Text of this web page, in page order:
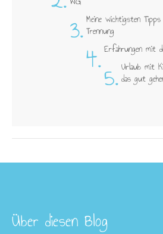
3. Meine wichtigsten
Trennung
4. Erfahrungen mit
5. Urlaub mit
das gut
Über diesen Blog